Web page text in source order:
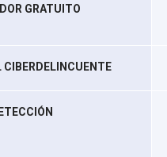
GRATUITO
CIBERDELINCUENTE